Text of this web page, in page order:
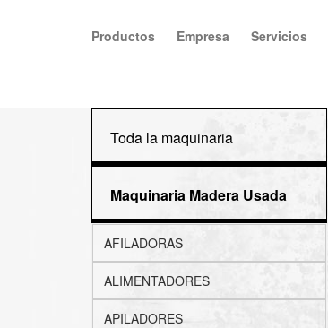
Productos Empresa Servicios
Toda la maquinaria
Maquinaria Madera Usada
AFILADORAS
ALIMENTADORES
APILADORES